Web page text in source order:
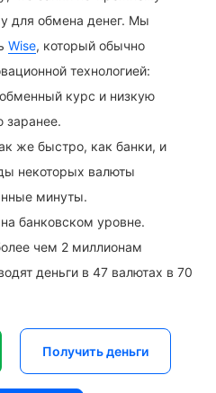
для обмена денег. Мы
Wise, который обычно
технологией:
курс и низкую
заранее.
же быстро, как банки, и
некоторых валюты
минуты.
банковском уровне.
чем 2 миллионам
деньги в 47 валютах в 70
Получить деньги